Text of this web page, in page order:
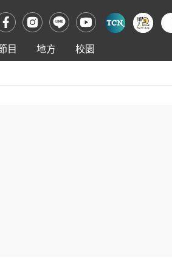
目 地方
校園